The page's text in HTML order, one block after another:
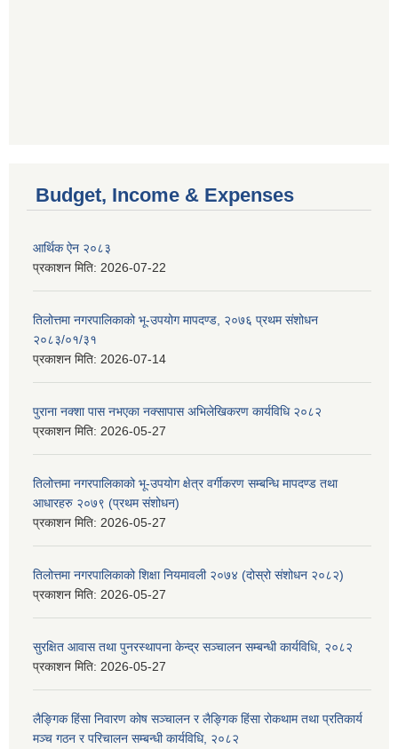
Budget, Income & Expenses
आर्थिक ऐन २०८३
प्रकाशन मिति: 2026-07-22
तिलोत्तमा नगरपालिकाको भू-उपयोग मापदण्ड, २०७६ प्रथम संशोधन
२०८३/०१/३१
प्रकाशन मिति: 2026-07-14
पुराना नक्शा पास नभएका नक्सापास अभिलेखिकरण कार्यविधि २०८२
प्रकाशन मिति: 2026-05-27
तिलोत्तमा नगरपालिकाको भू-उपयोग क्षेत्र वर्गीकरण सम्बन्धि मापदण्ड तथा
आधारहरु २०७९ (प्रथम संशोधन)
प्रकाशन मिति: 2026-05-27
तिलोत्तमा नगरपालिकाको शिक्षा नियमावली २०७४ (दोस्रो संशोधन २०८२)
प्रकाशन मिति: 2026-05-27
सुरक्षित आवास तथा पुनरस्थापना केन्द्र सञ्चालन सम्बन्धी कार्यविधि, २०८२
प्रकाशन मिति: 2026-05-27
लैङ्गिक हिंसा निवारण कोष सञ्चालन र लैङ्गिक हिंसा रोकथाम तथा प्रतिकार्य
मञ्च गठन र परिचालन सम्बन्धी कार्यविधि, २०८२